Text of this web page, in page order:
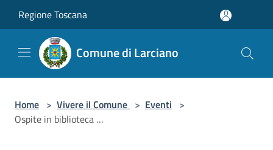
Regione Toscana
Comune di Larciano
Home > Vivere il Comune > Eventi >
Ospite in biblioteca …